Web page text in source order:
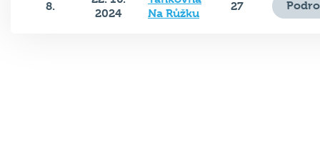
8.
2024
Na Růžku
27